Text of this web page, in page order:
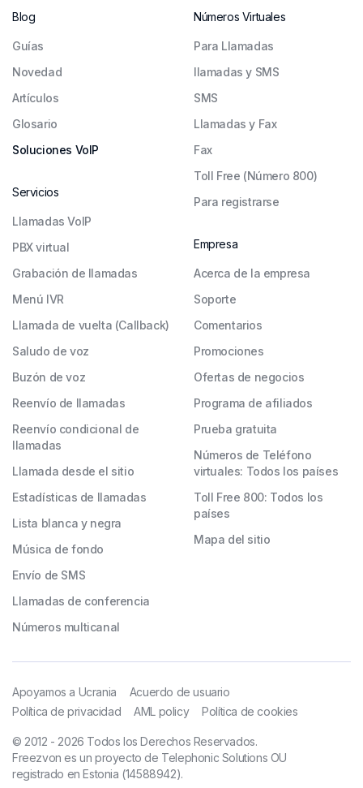
Blog
Guías
Novedad
Artículos
Glosario
Soluciones VoIP
Servicios
Llamadas VoIP
PBX virtual
Grabación de llamadas
Menú IVR
Llamada de vuelta (Callback)
Saludo de voz
Buzón de voz
Reenvío de llamadas
Reenvío condicional de
llamadas
Llamada desde el sitio
Estadísticas de llamadas
Lista blanca y negra
Música de fondo
Envío de SMS
Llamadas de conferencia
Números multicanal
Números Virtuales
Para Llamadas
llamadas y SMS
SMS
Llamadas y Fax
Fax
Toll Free (Número 800)
Para registrarse
Empresa
Acerca de la empresa
Soporte
Comentarios
Promociones
Ofertas de negocios
Programa de afiliados
Prueba gratuita
Números de Teléfono
virtuales: Todos los países
Toll Free 800: Todos los
países
Mapa del sitio
Apoyamos a Ucrania
Acuerdo de usuario
Política de privacidad
AML policy Política de cookies
© 2012 - 2026 Todos los Derechos Reservados.
Freezvon es un proyecto de Telephonic Solutions OU
registrado en Estonia (14588942).